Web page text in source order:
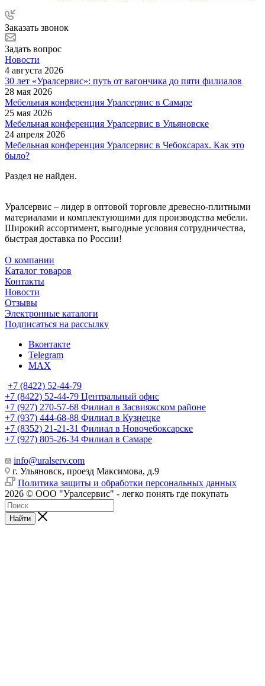
Заказать звонок
Задать вопрос
Новости
4 августа 2026
30 лет «Уралсервис»: путь от вагончика до пяти филиалов
28 мая 2026
Мебельная конференция Уралсервис в Самаре
25 мая 2026
Мебельная конференция Уралсервис в Ульяновске
24 апреля 2026
Мебельная конференция Уралсервис в Чебоксарах. Как это
было?
Раздел не найден.
Уралсервис – лидер в оптовой торговле древесно-плитными
материалами и комплектующими для производства мебели.
Широкий ассортимент, выгодные условия сотрудничества,
быстрая доставка по России!
О компании
Каталог товаров
Контакты
Новости
Отзывы
Электронные каталоги
Подписаться на рассылку
Вконтакте
Telegram
MAX
+7 (8422) 52-44-79
+7 (8422) 52-44-79 Центральный офис
+7 (927) 270-57-68 Филиал в Засвияжском районе
+7 (937) 444-68-88 Филиал в Кузнецке
+7 (8352) 21-21-31 Филиал в Новочебоксарске
+7 (927) 805-26-34 Филиал в Самаре
info@uralserv.com
г. Ульяновск, проезд Максимова, д.9
Политика защиты и обработки персональных данных
2026 © ООО "Уралсервис" - легко понять где покупать
Найти